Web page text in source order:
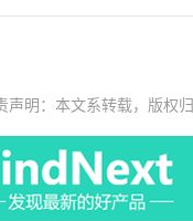
声明：本文系转载，版权